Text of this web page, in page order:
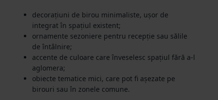
decorațiuni de birou minimaliste, ușor de
integrat în spațiul existent;
ornamente sezoniere pentru recepție sau sălile
de întâlnire;
accente de culoare care înveselesc spațiul fără a-l
aglomera;
obiecte tematice mici, care pot fi așezate pe
birouri sau în zonele comune.